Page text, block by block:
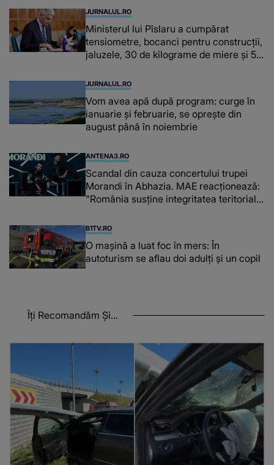
JURNALUL.RO
Ministerul lui Pîslaru a cumpărat
tensiometre, bocanci pentru construcții,
jaluzele, 30 de kilograme de miere și 50
JURNALUL.RO
Vom avea apă după program: curge în
ianuarie și februarie, se oprește din
august până în noiembrie
ANTENA3.RO
Scandal din cauza concertului trupei
Morandi în Abhazia. MAE reacționează:
"România susține integritatea teritorială
B1TV.RO
O maşină a luat foc în mers: În
autoturism se aflau doi adulți și un copil
Îți Recomandăm Și...